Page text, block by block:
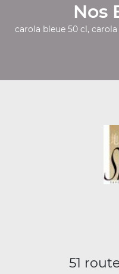
Nos
carola bleue 50 cl,
51